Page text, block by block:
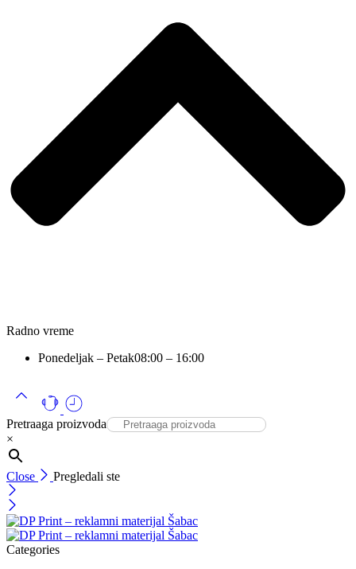
Radno vreme
Ponedeljak – Petak08:00 – 16:00
Pretraaga proizvoda
×
Close Pregledali ste
Categories